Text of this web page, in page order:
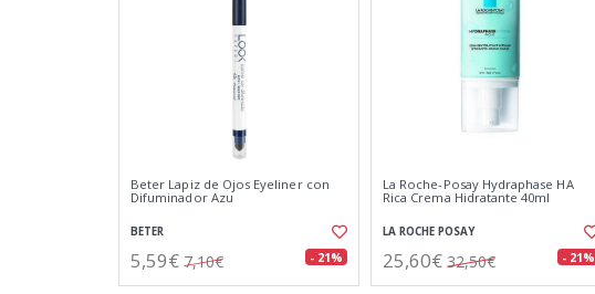
Beter Lapiz de Ojos Eyeliner con
Difuminador Azu
BETER
5,59€ 7,10€ - 21%
La Roche-Posay Hydraphase HA
Rica Crema Hidratante 40ml
LA ROCHE POSAY
25,60€ 32,50€ - 21%